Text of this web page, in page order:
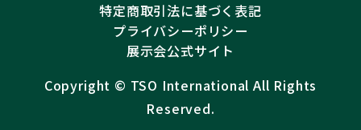
特定商取引法に基づく表記
プライバシーポリシー
展示会公式サイト
Copyright ©︎ TSO International All Rights
Reserved.